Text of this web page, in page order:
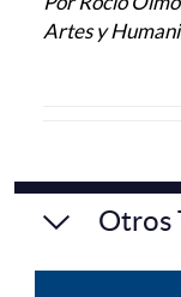
Artes y
Otros